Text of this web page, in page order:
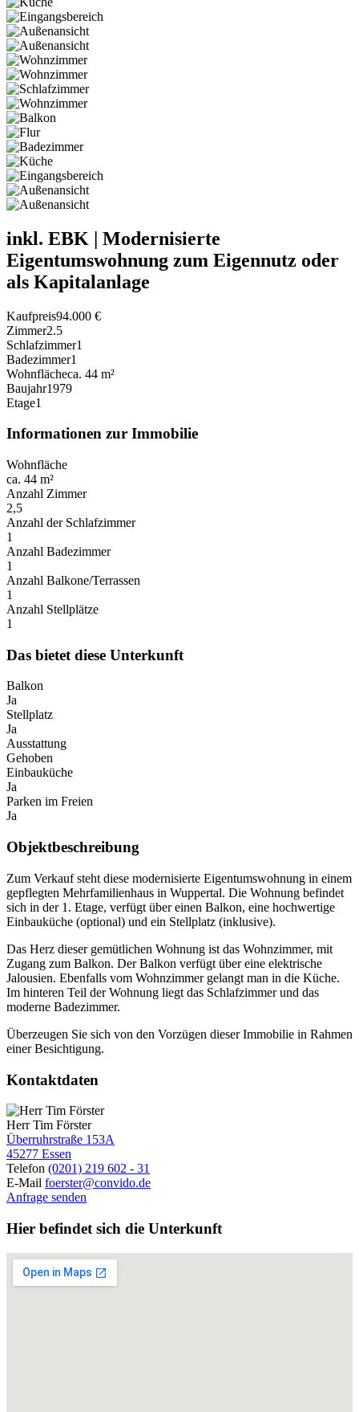
inkl. EBK | Modernisierte
Eigentumswohnung zum Eigennutz oder
als Kapitalanlage
Kaufpreis94.000 €
Zimmer2.5
Schlafzimmer1
Badezimmer1
Wohnflächeca. 44 m²
Baujahr1979
Etage1
Informationen zur Immobilie
Wohnfläche
ca. 44 m²
Anzahl Zimmer
2,5
Anzahl der Schlafzimmer
1
Anzahl Badezimmer
1
Anzahl Balkone/Terrassen
1
Anzahl Stellplätze
1
Das bietet diese Unterkunft
Balkon
Ja
Stellplatz
Ja
Ausstattung
Gehoben
Einbauküche
Ja
Parken im Freien
Ja
Objektbeschreibung
Zum Verkauf steht diese modernisierte Eigentumswohnung in einem
gepflegten Mehrfamilienhaus in Wuppertal. Die Wohnung befindet
sich in der 1. Etage, verfügt über einen Balkon, eine hochwertige
Einbauküche (optional) und ein Stellplatz (inklusive).
Das Herz dieser gemütlichen Wohnung ist das Wohnzimmer, mit
Zugang zum Balkon. Der Balkon verfügt über eine elektrische
Jalousien. Ebenfalls vom Wohnzimmer gelangt man in die Küche.
Im hinteren Teil der Wohnung liegt das Schlafzimmer und das
moderne Badezimmer.
Überzeugen Sie sich von den Vorzügen dieser Immobilie in Rahmen
einer Besichtigung.
Kontaktdaten
Herr Tim Förster
Überruhrstraße 153A
45277 Essen
Telefon (0201) 219 602 - 31
E-Mail foerster@convido.de
Anfrage senden
Hier befindet sich die Unterkunft